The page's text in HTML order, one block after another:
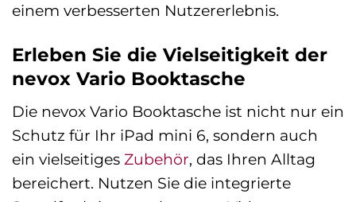
einem verbesserten Nutzererlebnis.
Erleben Sie die Vielseitigkeit der
nevox Vario Booktasche
Die nevox Vario Booktasche ist nicht nur ein
Schutz für Ihr iPad mini 6, sondern auch
ein vielseitiges Zubehör, das Ihren Alltag
bereichert. Nutzen Sie die integrierte